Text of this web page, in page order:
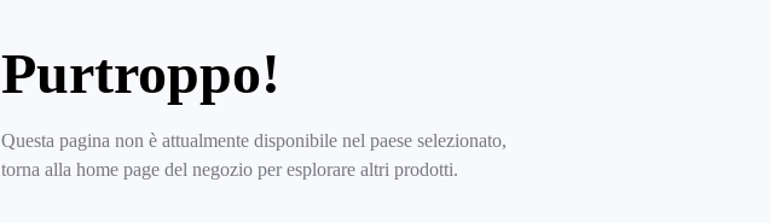
Purtroppo!
Questa pagina non è attualmente disponibile nel paese selezionato,
torna alla home page del negozio per esplorare altri prodotti.